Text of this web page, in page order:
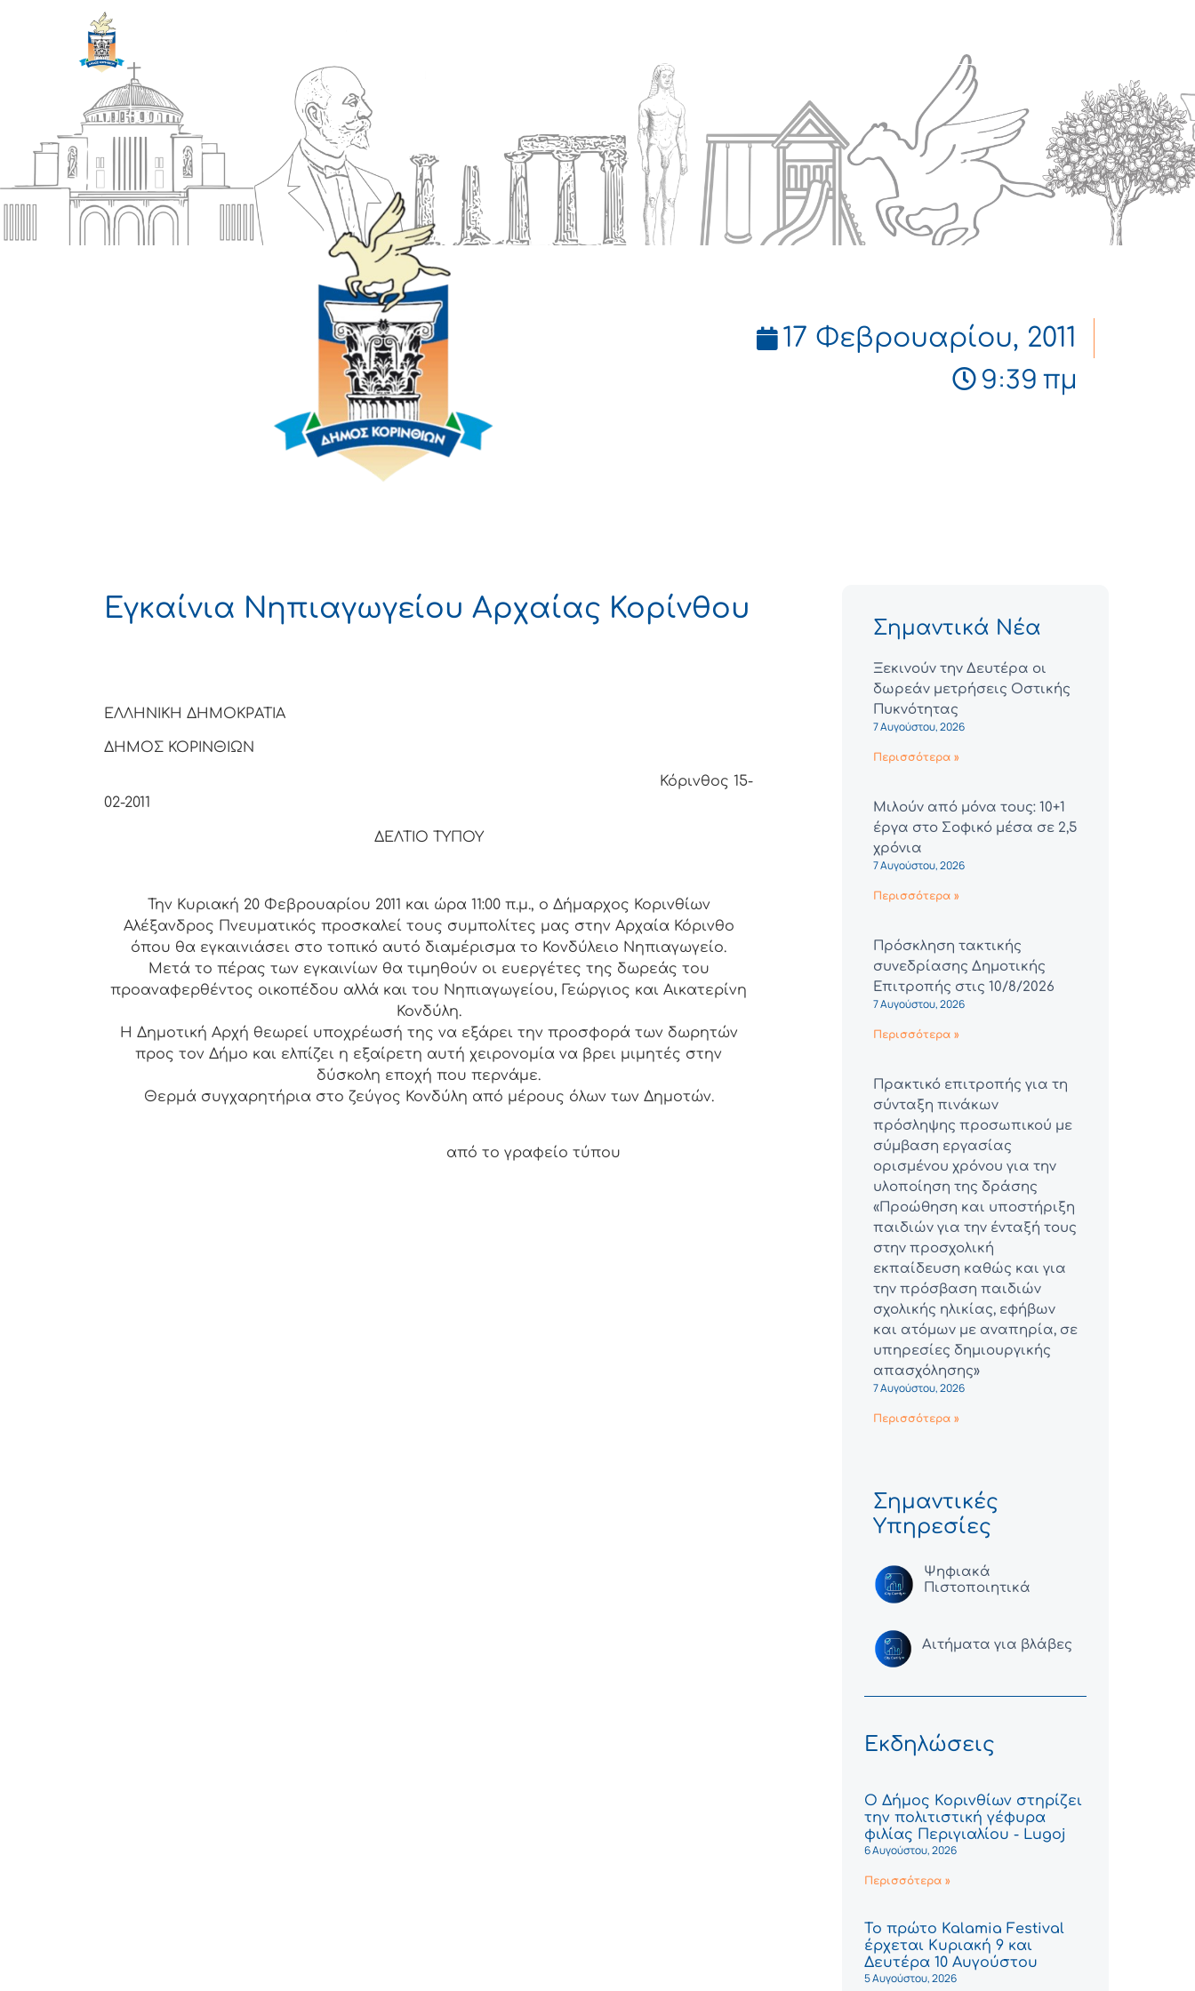
17 Φεβρουαρίου, 2011
9:39 πμ
Εγκαίνια Νηπιαγωγείου Αρχαίας Κορίνθου
ΕΛΛΗΝΙΚΗ ΔΗΜΟΚΡΑΤΙΑ
ΔΗΜΟΣ ΚΟΡΙΝΘΙΩΝ
Κόρινθος 15-
02-2011
ΔΕΛΤΙΟ ΤΥΠΟΥ
Την Κυριακή 20 Φεβρουαρίου 2011 και ώρα 11:00 π.μ., ο Δήμαρχος Κορινθίων
Αλέξανδρος Πνευματικός προσκαλεί τους συμπολίτες μας στην Αρχαία Κόρινθο
όπου θα εγκαινιάσει στο τοπικό αυτό διαμέρισμα το Κονδύλειο Νηπιαγωγείο.
Μετά το πέρας των εγκαινίων θα τιμηθούν οι ευεργέτες της δωρεάς του
προαναφερθέντος οικοπέδου αλλά και του Νηπιαγωγείου, Γεώργιος και Αικατερίνη
Κονδύλη.
Η Δημοτική Αρχή θεωρεί υποχρέωσή της να εξάρει την προσφορά των δωρητών
προς τον Δήμο και ελπίζει η εξαίρετη αυτή χειρονομία να βρει μιμητές στην
δύσκολη εποχή που περνάμε.
Θερμά συγχαρητήρια στο ζεύγος Κονδύλη από μέρους όλων των Δημοτών.
από το γραφείο τύπου
Σημαντικά Νέα
Ξεκινούν την Δευτέρα οι
δωρεάν μετρήσεις Οστικής
Πυκνότητας
7 Αυγούστου, 2026
Περισσότερα »
Μιλούν από μόνα τους: 10+1
έργα στο Σοφικό μέσα σε 2,5
χρόνια
7 Αυγούστου, 2026
Περισσότερα »
Πρόσκληση τακτικής
συνεδρίασης Δημοτικής
Επιτροπής στις 10/8/2026
7 Αυγούστου, 2026
Περισσότερα »
Πρακτικό επιτροπής για τη
σύνταξη πινάκων
πρόσληψης προσωπικού με
σύμβαση εργασίας
ορισμένου χρόνου για την
υλοποίηση της δράσης
«Προώθηση και υποστήριξη
παιδιών για την ένταξή τους
στην προσχολική
εκπαίδευση καθώς και για
την πρόσβαση παιδιών
σχολικής ηλικίας, εφήβων
και ατόμων με αναπηρία, σε
υπηρεσίες δημιουργικής
απασχόλησης»
7 Αυγούστου, 2026
Περισσότερα »
Σημαντικές
Υπηρεσίες
Ψηφιακά
Πιστοποιητικά
Αιτήματα για βλάβες
Εκδηλώσεις
Ο Δήμος Κορινθίων στηρίζει
την πολιτιστική γέφυρα
φιλίας Περιγιαλίου - Lugoj
6 Αυγούστου, 2026
Περισσότερα »
Το πρώτο Kalamia Festival
έρχεται Κυριακή 9 και
Δευτέρα 10 Αυγούστου
5 Αυγούστου, 2026